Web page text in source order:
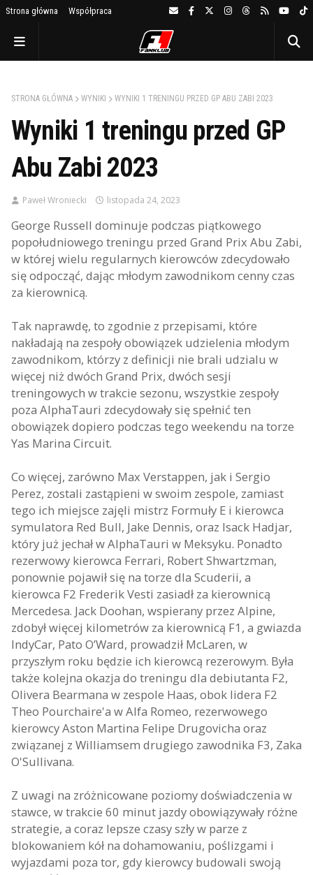
Strona główna Współpraca
STRONA GŁÓWNA WYNIKI WYNIKI 1 TRENINGU PRZED GP ABU ZABI 2023
Wyniki 1 treningu przed GP
Abu Zabi 2023
Paweł Wroniecki listopada 24, 2023
George Russell dominuje podczas piątkowego
popołudniowego treningu przed Grand Prix Abu Zabi,
w której wielu regularnych kierowców zdecydowało
się odpocząć, dając młodym zawodnikom cenny czas
za kierownicą.
Tak naprawdę, to zgodnie z przepisami, które
nakładają na zespoły obowiązek udzielenia młodym
zawodnikom, którzy z definicji nie brali udzialu w
więcej niż dwóch Grand Prix, dwóch sesji
treningowych w trakcie sezonu, wszystkie zespoły
poza AlphaTauri zdecydowały się spełnić ten
obowiązek dopiero podczas tego weekendu na torze
Yas Marina Circuit.
Co więcej, zarówno Max Verstappen, jak i Sergio
Perez, zostali zastąpieni w swoim zespole, zamiast
tego ich miejsce zajęli mistrz Formuły E i kierowca
symulatora Red Bull, Jake Dennis, oraz Isack Hadjar,
który już jechał w AlphaTauri w Meksyku. Ponadto
rezerwowy kierowca Ferrari, Robert Shwartzman,
ponownie pojawił się na torze dla Scuderii, a
kierowca F2 Frederik Vesti zasiadł za kierownicą
Mercedesa. Jack Doohan, wspierany przez Alpine,
zdobył więcej kilometrów za kierownicą F1, a gwiazda
IndyCar, Pato O’Ward, prowadził McLaren, w
przyszłym roku będzie ich kierowcą rezerowym. Była
także kolejna okazja do treningu dla debiutanta F2,
Olivera Bearmana w zespole Haas, obok lidera F2
Theo Pourchaire'a w Alfa Romeo, rezerwowego
kierowcy Aston Martina Felipe Drugovicha oraz
związanej z Williamsem drugiego zawodnika F3, Zaka
O'Sullivana.
Z uwagi na zróżnicowane poziomy doświadczenia w
stawce, w trakcie 60 minut jazdy obowiązywały różne
strategie, a coraz lepsze czasy szły w parze z
blokowaniem kół na dohamowaniu, poślizgami i
wyjazdami poza tor, gdy kierowcy budowali swoją